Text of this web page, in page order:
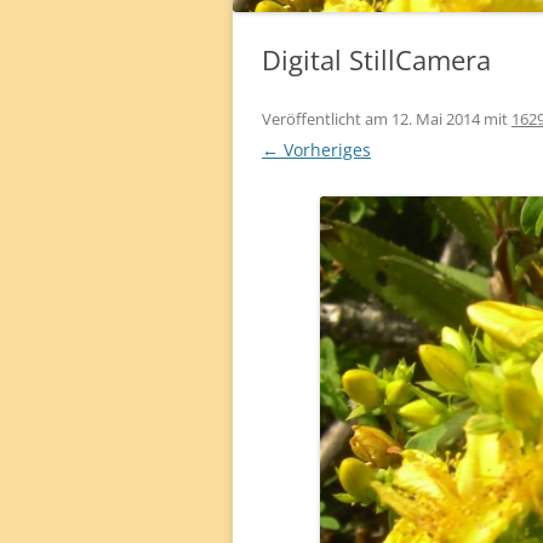
Digital StillCamera
Veröffentlicht am 12. Mai 2014mit
← Vorheriges